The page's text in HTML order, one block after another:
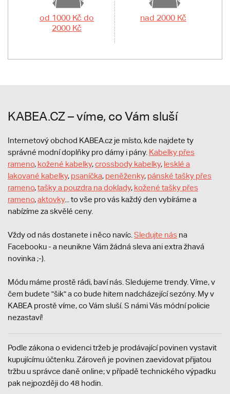
od 1000 Kč do
2000 Kč
nad 2000 Kč
KABEA.CZ – víme, co Vám sluší
Internetový obchod KABEA.cz je místo, kde najdete ty
správné modní doplňky pro dámy i pány. Kabelky přes
rameno, kožené kabelky,crossbody kabelky, lesklé a
lakované kabelky, psaníčka, peněženky, pánské tašky přes
rameno,tašky a pouzdra na doklady, kožené tašky přes
rameno,aktovky... to vše pro vás každý den vybíráme a
nabízíme za skvělé ceny.
Vždy od nás dostanete i něco navíc. Sledujte nás na
Facebooku - a neunikne Vám žádná sleva ani extra žhavá
novinka ;-).
Módu máme prostě rádi, baví nás. Sledujeme trendy. Víme, v
čem budete "šik" a co bude hitem nadcházející sezóny. My v
KABEA prostě víme, co Vám sluší. S námi Vás módní policie
nezastaví!
Podle zákona o evidenci tržeb je prodávající povinen vystavit
kupujícímu účtenku. Zároveň je povinen zaevidovat přijatou
tržbu u správce daně online; v případě technického výpadku
pak nejpozději do 48 hodin.